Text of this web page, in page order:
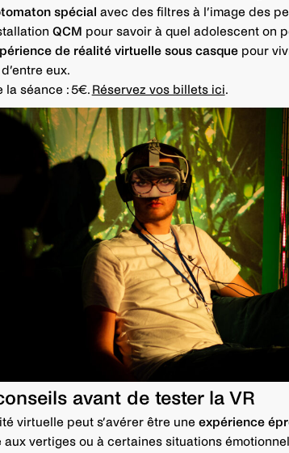
spécial avec des filtres à l’image des
QCM pour savoir à quel adolescent on
de réalité virtuelle sous casquepour
eux.
la séance : 5€. Réservez vos billets ici.
avant de tester la VR
virtuelle peut s’avérer être une expérience
aux vertiges ou à certaines situations